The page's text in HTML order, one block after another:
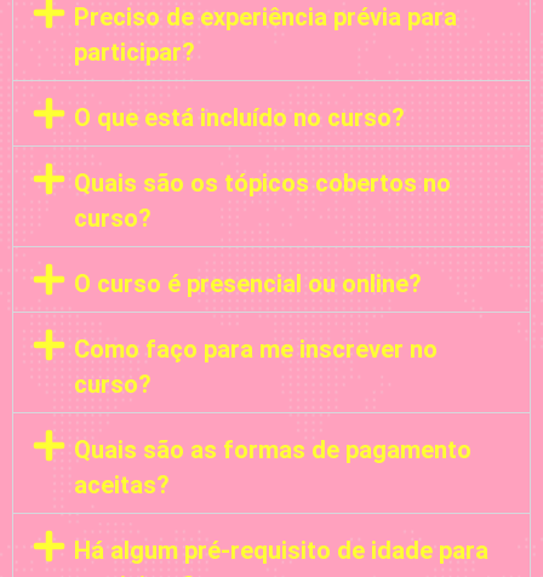
Preciso de experiência prévia para
participar?
O que está incluído no curso?
Quais são os tópicos cobertos no
curso?
O curso é presencial ou online?
Como faço para me inscrever no
curso?
Quais são as formas de pagamento
aceitas?
Há algum pré-requisito de idade para